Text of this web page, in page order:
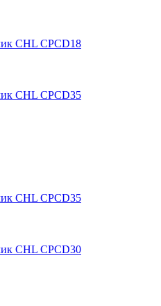
CHL CPCD18
CHL CPCD35
CHL CPCD35
CHL CPCD30